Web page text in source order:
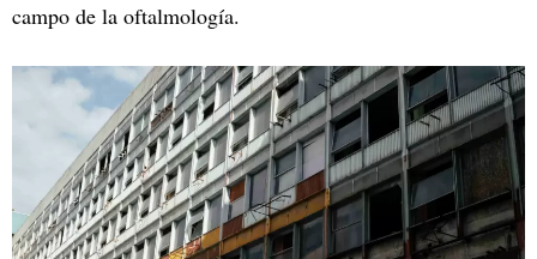
campo de la oftalmología.